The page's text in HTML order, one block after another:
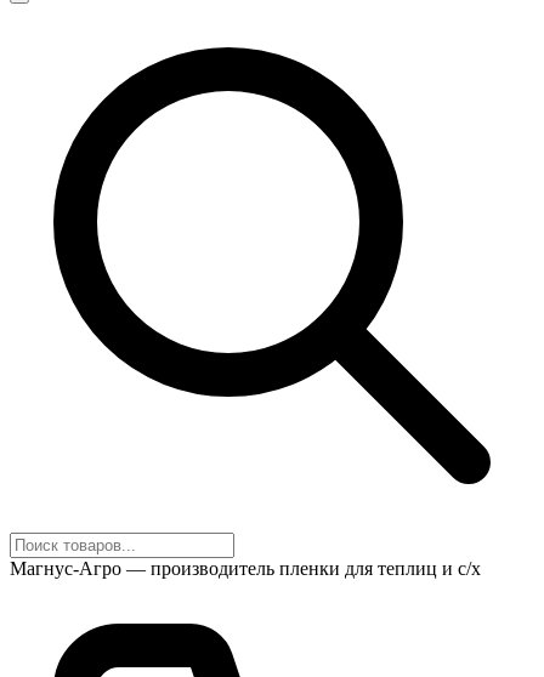
Магнус-Агро — производитель пленки для теплиц и с/х